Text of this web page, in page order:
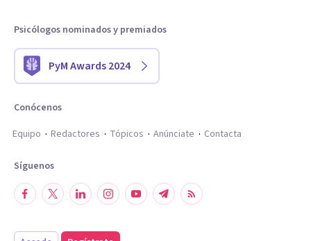
Psicólogos nominados y premiados
PyM Awards 2024
Conócenos
Equipo
Redactores Tópicos Anúnciate Contacta
Síguenos